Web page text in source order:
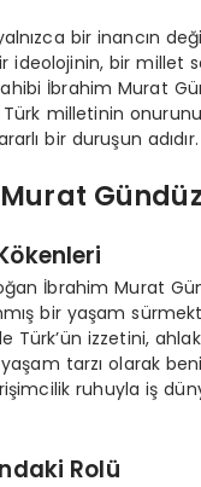
bir inancın
ideolojinin, bir millet
İbrahim Murat
Türk milletinin
bir duruşun adıdır.
İbrahim Murat
bir yaşam
Türk’ün izzetini,
tarzı olarak
ruhuyla iş
Rolü